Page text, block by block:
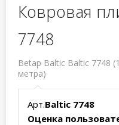
Ковровая
7748
Betap Baltic Baltic 7748
метра)
Арт.Baltic 7748
Оценка